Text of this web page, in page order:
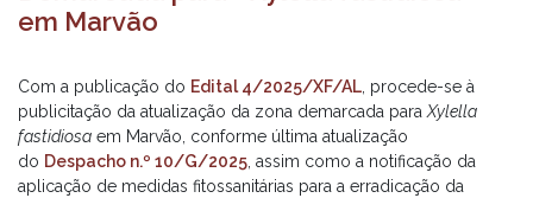
em Marvão
Com a publicação do Edital 4/2025/XF/AL , procede-se à
publicitação da atualização da zona demarcada para Xylella
fastidiosa em Marvão, conforme última atualização
do Despacho n.º 10/G/2025 , assim como a notificação da
aplicação de medidas fitossanitárias para a erradicação da